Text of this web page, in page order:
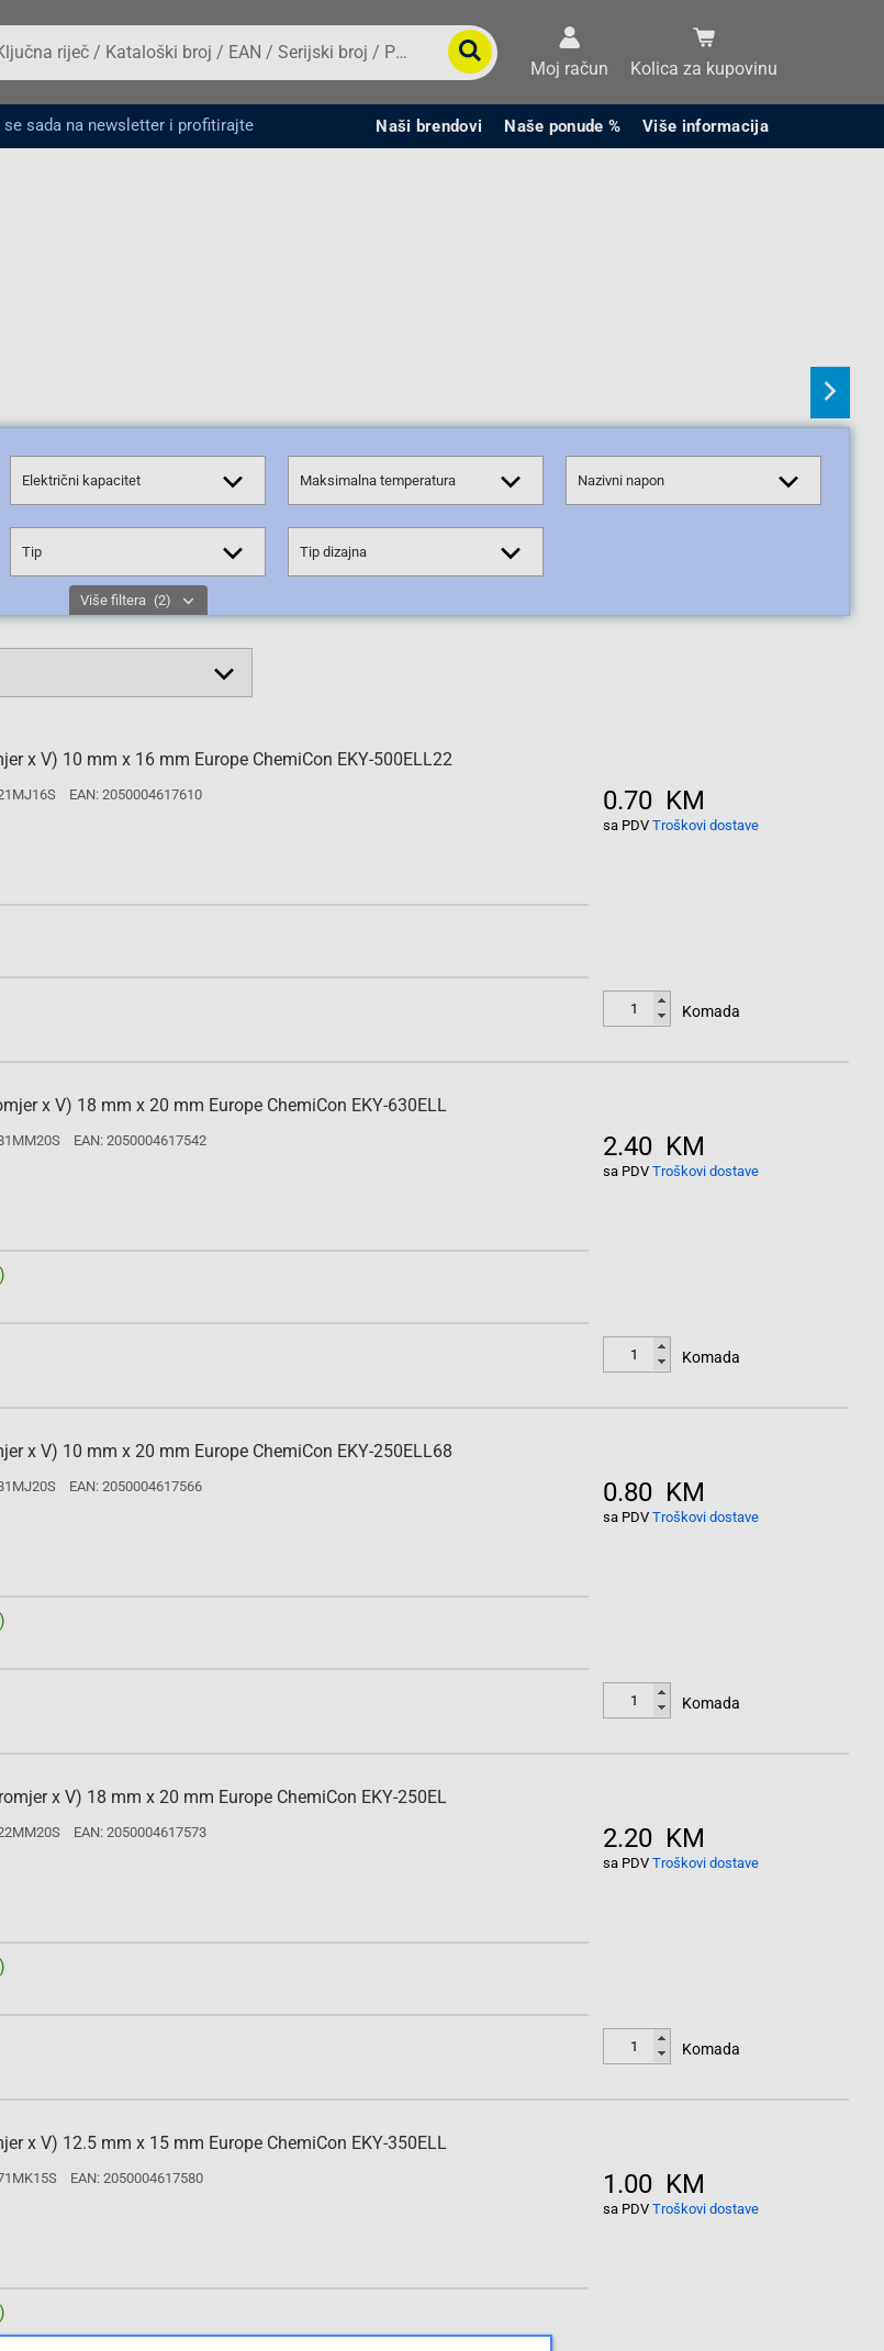
i
Moj račun Kolica za kupovinu
se sada na newsletter i profitirajte Naši brendovi Naše ponude % Više informacija
Električni kapacitet Maksimalna temperatura Nazivni napon
Tip Tip dizajna
Više filtera (2)
x V) 10 mm x 16 mm Europe ChemiCon EKY-500ELL22
EAN: 2050004617610 0.70 KM
sa PDV Troškovi dostave
Komada
x V) 18 mm x 20 mm Europe ChemiCon EKY-630ELL
EAN: 2050004617542 2.40 KM
sa PDV Troškovi dostave
Komada
x V) 10 mm x 20 mm Europe ChemiCon EKY-250ELL68
EAN: 2050004617566 0.80 KM
sa PDV Troškovi dostave
Komada
x V) 18 mm x 20 mm Europe ChemiCon EKY-250EL
EAN: 2050004617573 2.20 KM
sa PDV Troškovi dostave
Komada
x V) 12.5 mm x 15 mm Europe ChemiCon EKY-350ELL
EAN: 2050004617580 1.00 KM
sa PDV Troškovi dostave